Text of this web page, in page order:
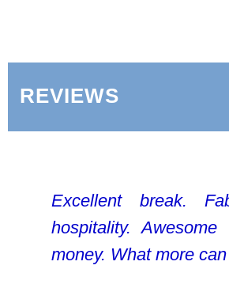
REVIEWS
Excellent break.
hospitality.
money. What more